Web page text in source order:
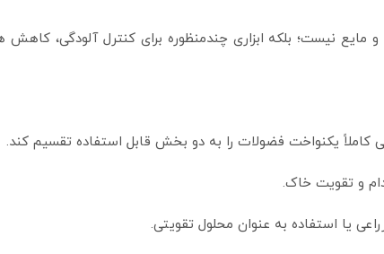
مایع نیست؛ بلکه ابزاری چندمنظوره برای کنترل آلودگی،
کاملاً یکنواخت فضولات را به دو بخش قابل استفاده تقسیم کند.
و تقویت خاک.
یا استفاده به عنوان محلول تقویتی.